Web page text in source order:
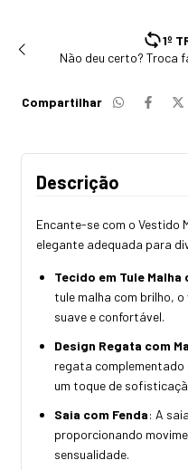
Estoque com
Compartilhar
Descrição
Encante-se com o Vestido
elegante adequada para
Tecido em Tule Malha
tule malha com brilho,
suave e confortável.
Design Regata com
regata
um toque de
Saia com Fenda: A
proporcionando
sensualidade.